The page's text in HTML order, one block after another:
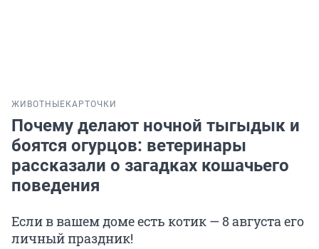
ЖИВОТНЫЕ КАРТОЧКИ
Почему делают ночной тыгыдык и
боятся огурцов: ветеринары
рассказали о загадках кошачьего
поведения
Если в вашем доме есть котик — 8 августа его
личный праздник!